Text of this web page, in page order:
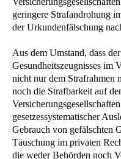
geringere Strafandrohung
der Urkundenfälschung
Aus dem Umstand, dass
Gesundheitszeugnisses im
nicht nur dem Strafrahmen
noch die Strafbarkeit auf
gesetzessystematischer
Gebrauch von gefälschten
Täuschung im privaten
die weder Behörden noch